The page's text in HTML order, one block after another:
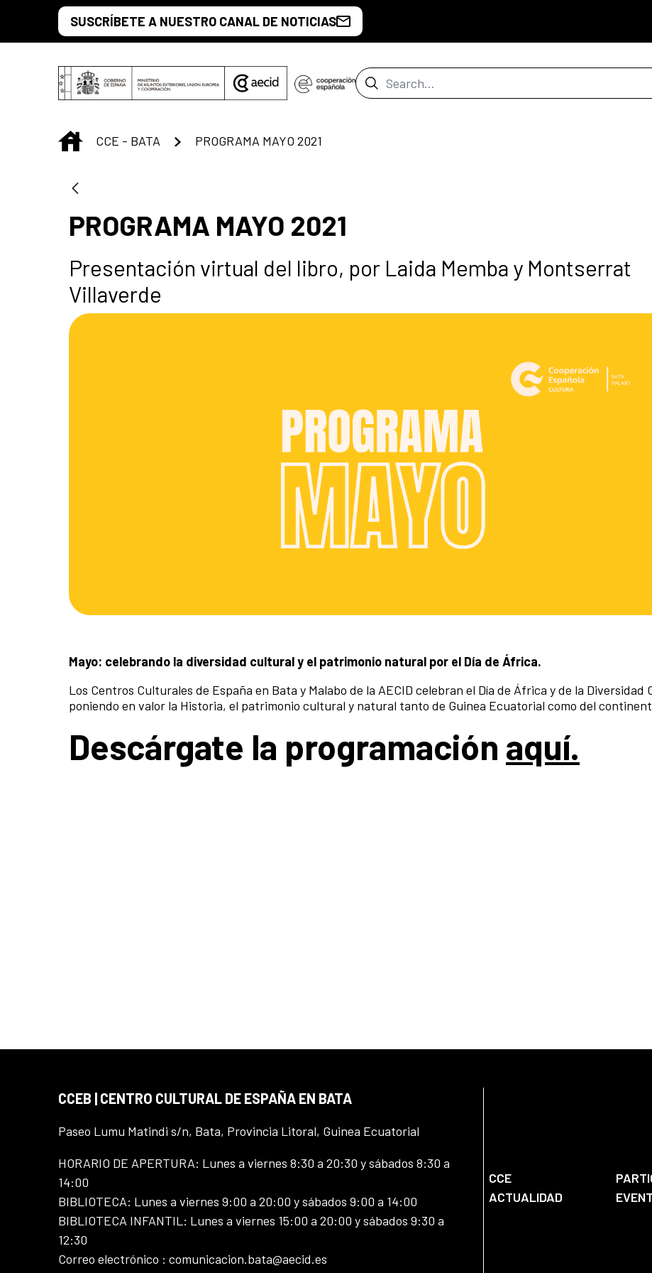
Skip to Main ContentSUSCRÍBETE A NUESTRO CANAL DE NOTICIAS
Search Bar
INICIO
CCE - BATA PROGRAMA MAYO 2021
PROGRAMA MAYO 2021
Presentación virtual del libro, por Laida Memba y Montserrat
Villaverde
Mayo: celebrando la diversidad cultural y el patrimonio natural por el Día de África.
Los Centros Culturales de España en Bata y Malabo de la AECID celebran el Día de África y de la Diversidad
poniendo en valor la Historia, el patrimonio cultural y natural tanto de Guinea Ecuatorial como del
Descárgate la programación aquí.
CCEB | CENTRO CULTURAL DE ESPAÑA EN BATA
Paseo Lumu Matindi s/n, Bata, Provincia Litoral, Guinea Ecuatorial
HORARIO DE APERTURA: Lunes a viernes 8:30 a 20:30 y sábados 8:30 a
14:00
BIBLIOTECA: Lunes a viernes 9:00 a 20:00 y sábados 9:00 a 14:00
BIBLIOTECA INFANTIL: Lunes a viernes 15:00 a 20:00 y sábados 9:30 a
12:30
Correo electrónico : comunicacion.bata@aecid.es
CCE
ACTUALIDAD